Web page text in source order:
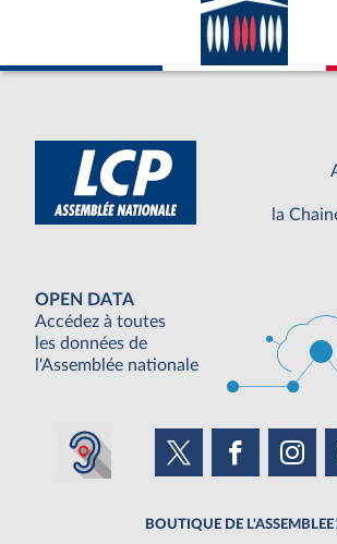
la
OPEN DATA
Accédez à toutes
les données de
l'Assemblée nationale
BOUTIQUE DE L'ASSEMBLEE